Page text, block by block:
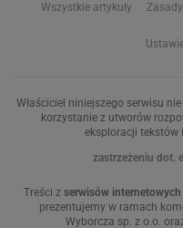
Wszystkie artykuły
Właściciel niniejszego serwisu
korzystanie z utworów
eksploracji tekstów
zastrzeżeniu dot.
Treści z serwisów internetowych
prezentujemy w ramach
Wyborcza sp. z o.o.